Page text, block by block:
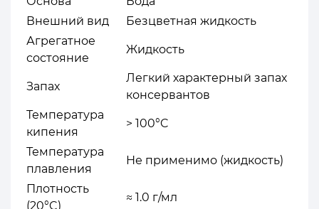
Внешний вид
Безцветная жидкость
Агрегатное
состояние
Жидкость
Запах
Легкий характерный запах
консервантов
Температура
кипения
> 100°C
Температура
плавления
Не применимо (жидкость)
Плотность
(20°C)
≈ 1.0 г/мл